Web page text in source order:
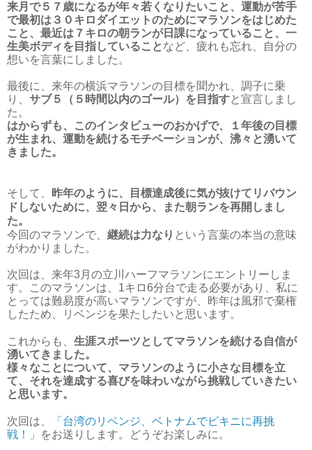
来月で５７歳になるが年々若くなりたいこと、運動が苦手
で最初は３０キロダイエットのためにマラソンをはじめた
こと、最近は７キロの朝ランが日課になっていること、一
生美ボディを目指していることなど、疲れも忘れ、自分の
想いを言葉にしました。
最後に、来年の横浜マラソンの目標を聞かれ、調子に乗
り、 サブ５（５時間以内のゴール）を目指すと宣言しまし
た。
はからずも、このインタビューのおかげで、１年後の目標
が生まれ、 運動を続けるモチベーションが、沸々と湧いて
きました。
そして、
昨年のように、目標達成後に気が抜けてリバウン
ドしないために、翌々日から、また朝ランを再開しまし
た。
今回のマラソンで、 継続は力なり という言葉の本当の意味
がわかりました。
次回は、来年3月の立川ハーフマラソンにエントリーしま
す。このマラソンは、1キロ6分台で走る必要があり、私に
とっては難易度が高いマラソンですが、昨年は風邪で棄権
したため、リベンジを果たしたいと思います。
これからも、 生涯スポーツとしてマラソンを続ける自信が
湧いてきました。
様々なことについて、マラソンのように小さな目標を立
て、それを達成する喜びを味わいながら挑戦していきたい
と思います。
次回は、
「台湾のリベンジ、ベトナムでビキニに再挑
戦！」
をお送りします。どうぞお楽しみに。